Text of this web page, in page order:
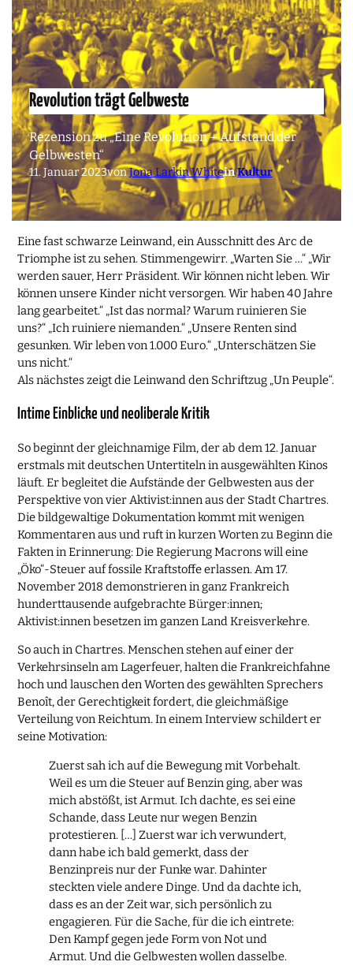
Revolution trägt Gelbweste
Rezension zu „Eine Revolution – Aufstand der
Gelbwesten“
11. Januar 2023vonJona Larkin WhiteinKultur
Eine fast schwarze Leinwand, ein Ausschnitt des Arc de
Triomphe ist zu sehen. Stimmengewirr. „Warten Sie …“ „Wir
werden sauer, Herr Präsident. Wir können nicht leben. Wir
können unsere Kinder nicht versorgen. Wir haben 40 Jahre
lang gearbeitet.“ „Ist das normal? Warum ruinieren Sie
uns?“ „Ich ruiniere niemanden.“ „Unsere Renten sind
gesunken. Wir leben von 1.000 Euro.“ „Unterschätzen Sie
uns nicht.“
Als nächstes zeigt die Leinwand den Schriftzug „Un Peuple“.
Intime Einblicke und neoliberale Kritik
So beginnt der gleichnamige Film, der ab dem 12. Januar
erstmals mit deutschen Untertiteln in ausgewählten Kinos
läuft. Er begleitet die Aufstände der Gelbwesten aus der
Perspektive von vier Aktivist:innen aus der Stadt Chartres.
Die bildgewaltige Dokumentation kommt mit wenigen
Kommentaren aus und ruft in kurzen Worten zu Beginn die
Fakten in Erinnerung: Die Regierung Macrons will eine
„Öko“-Steuer auf fossile Kraftstoffe erlassen. Am 17.
November 2018 demonstrieren in ganz Frankreich
hunderttausende aufgebrachte Bürger:innen;
Aktivist:innen besetzen im ganzen Land Kreisverkehre.
So auch in Chartres. Menschen stehen auf einer der
Verkehrsinseln am Lagerfeuer, halten die Frankreichfahne
hoch und lauschen den Worten des gewählten Sprechers
Benoît, der Gerechtigkeit fordert, die gleichmäßige
Verteilung von Reichtum. In einem Interview schildert er
seine Motivation:
Zuerst sah ich auf die Bewegung mit Vorbehalt.
Weil es um die Steuer auf Benzin ging, aber was
mich abstößt, ist Armut. Ich dachte, es sei eine
Schande, dass Leute nur wegen Benzin
protestieren. […] Zuerst war ich verwundert,
dann habe ich bald gemerkt, dass der
Benzinpreis nur der Funke war. Dahinter
steckten viele andere Dinge. Und da dachte ich,
dass es an der Zeit war, sich persönlich zu
engagieren. Für die Sache, für die ich eintrete:
Den Kampf gegen jede Form von Not und
Armut. Und die Gelbwesten wollen dasselbe.